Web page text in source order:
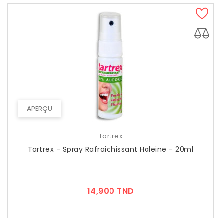
APERÇU
Tartrex
Tartrex - Spray Rafraichissant Haleine - 20ml
14,900 TND